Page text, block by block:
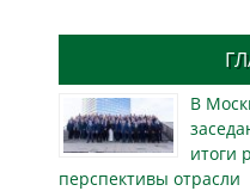
В
итоги
перспективы отрасли